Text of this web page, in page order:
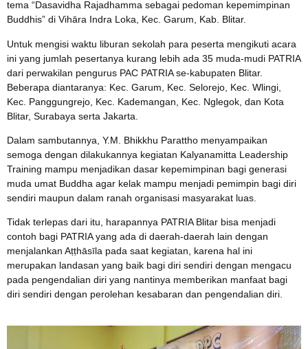
tema “Dasavidha Rajadhamma sebagai pedoman kepemimpinan
Buddhis” di Vihāra Indra Loka, Kec. Garum, Kab. Blitar.
Untuk mengisi waktu liburan sekolah para peserta mengikuti acara
ini yang jumlah pesertanya kurang lebih ada 35 muda-mudi PATRIA
dari perwakilan pengurus PAC PATRIA se-kabupaten Blitar.
Beberapa diantaranya: Kec. Garum, Kec. Selorejo, Kec. Wlingi,
Kec. Panggungrejo, Kec. Kademangan, Kec. Nglegok, dan Kota
Blitar, Surabaya serta Jakarta.
Dalam sambutannya, Y.M. Bhikkhu Parattho menyampaikan
semoga dengan dilakukannya kegiatan Kalyanamitta Leadership
Training mampu menjadikan dasar kepemimpinan bagi generasi
muda umat Buddha agar kelak mampu menjadi pemimpin bagi diri
sendiri maupun dalam ranah organisasi masyarakat luas.
Tidak terlepas dari itu, harapannya PATRIA Blitar bisa menjadi
contoh bagi PATRIA yang ada di daerah-daerah lain dengan
menjalankan Aṭṭhāsīla pada saat kegiatan, karena hal ini
merupakan landasan yang baik bagi diri sendiri dengan mengacu
pada pengendalian diri yang nantinya memberikan manfaat bagi
diri sendiri dengan perolehan kesabaran dan pengendalian diri.